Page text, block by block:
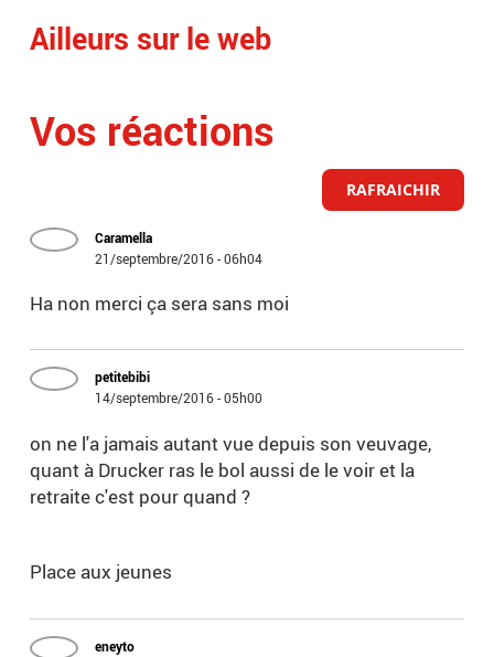
Ailleurs sur le web
Vos réactions
RAFRAICHIR
Caramella
21/septembre/2016 - 06h04
Ha non merci ça sera sans moi
petitebibi
14/septembre/2016 - 05h00
on ne l'a jamais autant vue depuis son veuvage,
quant à Drucker ras le bol aussi de le voir et la
retraite c'est pour quand ?
Place aux jeunes
eneyto